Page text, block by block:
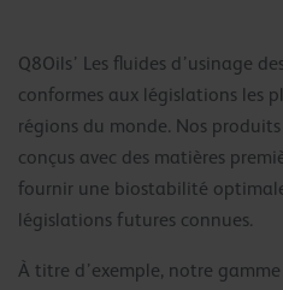
Q8Oils’ Les fluides d’usinage
conformes aux législations les
régions du monde. Nos
conçus avec des matières
fournir une biostabilité
législations futures connues.
À titre d’exemple, notre